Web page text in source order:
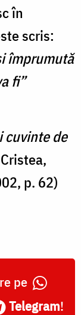
în
scris:
împrumută
fi”
cuvinte de
p. 62)
pe
Telegram!